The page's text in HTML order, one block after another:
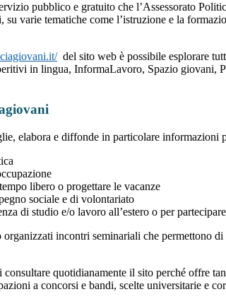
pubblico e gratuito che l’Assessorato
su varie tematiche come l’istruzione e la
del sito web è possibile esplorare
in lingua, InformaLavoro, Spazio giovani,
elabora e diffonde in particolare informazioni
libero o progettare le vacanze
sociale e di volontariato
di studio e/o lavoro all’estero o per
organizzati incontri seminariali che permettono
quotidianamente il sito perché offre
a concorsi e bandi, scelte universitarie e